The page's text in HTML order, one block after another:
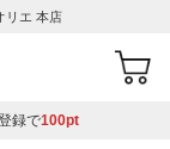
リエ 本店
録で100pt